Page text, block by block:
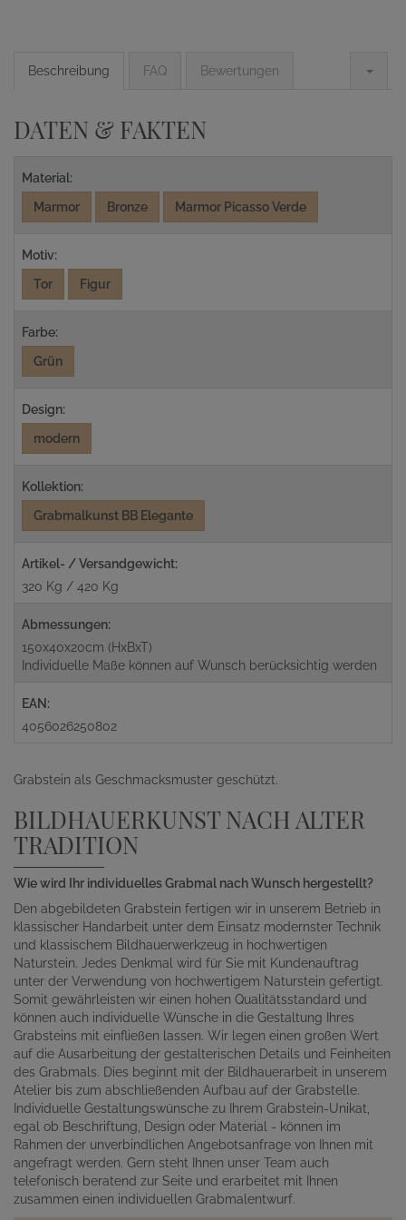
Beschreibung FAQ Bewertungen
DATEN & FAKTEN
Material:
Marmor
Bronze Marmor Picasso Verde
Motiv:
Tor
Figur
Farbe:
Grün
Design:
modern
Kollektion:
Grabmalkunst BB Elegante
Artikel- / Versandgewicht:
320 Kg / 420 Kg
Abmessungen:
150x40x20cm (HxBxT)
Individuelle Maße können auf Wunsch berücksichtig werden
EAN:
4056026250802
Grabstein als Geschmacksmuster geschützt.
BILDHAUERKUNST NACH ALTER
TRADITION
Wie wird Ihr individuelles Grabmal nach Wunsch hergestellt?
Den abgebildeten Grabstein fertigen wir in unserem Betrieb in
klassischer Handarbeit unter dem Einsatz modernster Technik
und klassischem Bildhauerwerkzeug in hochwertigen
Naturstein. Jedes Denkmal wird für Sie mit Kundenauftrag
unter der Verwendung von hochwertigem Naturstein gefertigt.
Somit gewährleisten wir einen hohen Qualitätsstandard und
können auch individuelle Wünsche in die Gestaltung Ihres
Grabsteins mit einfließen lassen. Wir legen einen großen Wert
auf die Ausarbeitung der gestalterischen Details und Feinheiten
des Grabmals. Dies beginnt mit der Bildhauerarbeit in unserem
Atelier bis zum abschließenden Aufbau auf der Grabstelle.
Individuelle Gestaltungswünsche zu Ihrem Grabstein-Unikat,
egal ob Beschriftung, Design oder Material - können im
Rahmen der unverbindlichen Angebotsanfrage von Ihnen mit
angefragt werden. Gern steht Ihnen unser Team auch
telefonisch beratend zur Seite und erarbeitet mit Ihnen
zusammen einen individuellen Grabmalentwurf.